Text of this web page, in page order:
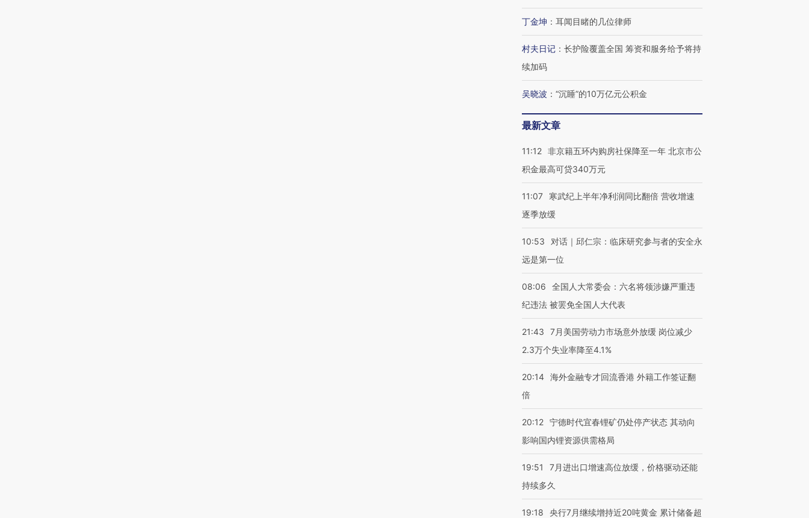
丁金坤 ： 耳闻目睹的几位律师
村夫日记 ： 长护险覆盖全国 筹资和服务给予将持
续加码
吴晓波 ： “沉睡”的10万亿元公积金
最新文章
11:12 非京籍五环内购房社保降至一年 北京市公
积金最高可贷340万元
11:07
寒武纪上半年净利润同比翻倍 营收增速
逐季放缓
10:53
对话｜邱仁宗：临床研究参与者的安全永
远是第一位
08:06
全国人大常委会：六名将领涉嫌严重违
纪违法 被罢免全国人大代表
21:43
7月美国劳动力市场意外放缓 岗位减少
2.3万个失业率降至4.1%
20:14 海外金融专才回流香港 外籍工作签证翻
倍
20:12 宁德时代宜春锂矿仍处停产状态 其动向
影响国内锂资源供需格局
19:51
7月进出口增速高位放缓，价格驱动还能
持续多久
19:18
央行7月继续增持近20吨黄金 累计储备超